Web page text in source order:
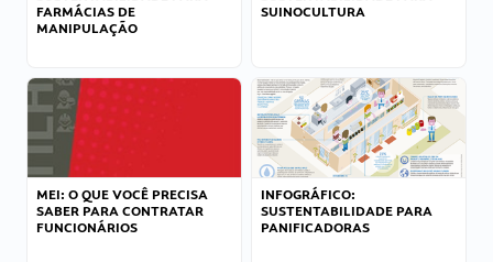
FARMÁCIAS DE
MANIPULAÇÃO
SUINOCULTURA
MEI: O QUE VOCÊ PRECISA
SABER PARA CONTRATAR
FUNCIONÁRIOS
INFOGRÁFICO:
SUSTENTABILIDADE PARA
PANIFICADORAS